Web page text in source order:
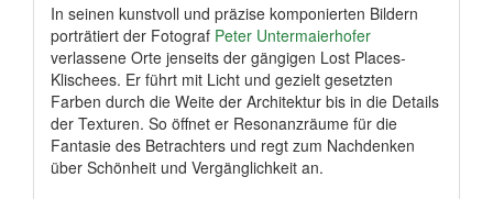
In seinen kunstvoll und präzise komponierten Bildern
porträtiert der Fotograf Peter Untermaierhofer
verlassene Orte jenseits der gängigen Lost Places-
Klischees. Er führt mit Licht und gezielt gesetzten
Farben durch die Weite der Architektur bis in die Details
der Texturen. So öffnet er Resonanzräume für die
Fantasie des Betrachters und regt zum Nach­den­ken
über Schön­heit und Ver­gäng­lich­keit an.